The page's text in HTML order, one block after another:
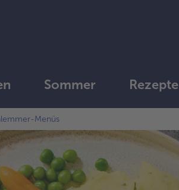
Sommer Rezepte
Menüs